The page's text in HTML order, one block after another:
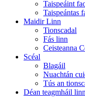
Taispeáint
Taispeántas
Maidir Linn
Tionscadal
Fás linn
Ceisteanna
Scéal
Blagáil
Nuachtán
Tús an
Déan teagmháil linn